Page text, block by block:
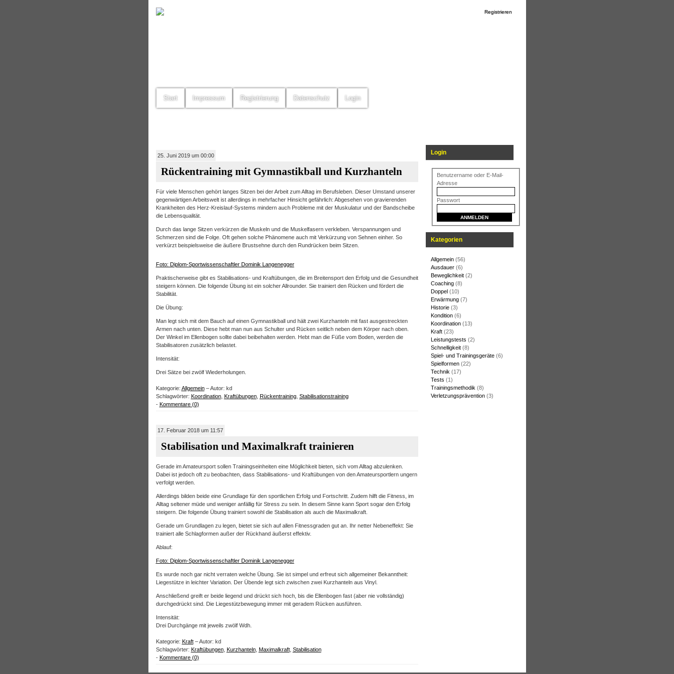
Registrieren
Start Impressum Registrierung Datenschutz Login
Login
Benutzername oder E-Mail-
Adresse
Passwort
Kategorien
Allgemein(56)
Ausdauer(6)
Beweglichkeit(2)
Coaching(8)
Doppel(10)
Erwärmung(7)
Historie(3)
Kondition(6)
Koordination(13)
Kraft(23)
Leistungstests (2)
Schnelligkeit(8)
Spiel- und Trainingsgeräte(6)
Spielformen(22)
Technik (17)
Tests (1)
Trainingsmethodik (8)
Verletzungsprävention(3)
25. Juni 2019 um 00:00
Rückentraining mit Gymnastikball und Kurzhanteln
Für viele Menschen gehört langes Sitzen bei der Arbeit zum Alltag im Berufsleben. Dieser Umstand unserer
gegenwärtigen Arbeitswelt ist allerdings in mehrfacher Hinsicht gefährlich: Abgesehen von gravierenden
Krankheiten des Herz-Kreislauf-Systems mindern auch Probleme mit der Muskulatur und der Bandscheibe
die Lebensqualität.
Durch das lange Sitzen verkürzen die Muskeln und die Muskelfasern verkleben. Verspannungen und
Schmerzen sind die Folge. Oft gehen solche Phänomene auch mit Verkürzung von Sehnen einher. So
verkürzt beispielsweise die äußere Brustsehne durch den Rundrücken beim Sitzen.
Foto: Diplom-Sportwissenschaftler Dominik Langenegger
Praktischerweise gibt es Stabilisations- und Kraftübungen, die im Breitensport den Erfolg und die Gesundheit
steigern können. Die folgende Übung ist ein solcher Allrounder. Sie trainiert den Rücken und fördert die
Stabilität.
Die Übung:
Man legt sich mit dem Bauch auf einen Gymnastikball und hält zwei Kurzhanteln mit fast ausgestreckten
Armen nach unten. Diese hebt man nun aus Schulter und Rücken seitlich neben dem Körper nach oben.
Der Winkel im Ellenbogen sollte dabei beibehalten werden. Hebt man die Füße vom Boden, werden die
Stabilisatoren zusätzlich belastet.
Intensität:
Drei Sätze bei zwölf Wiederholungen.
Kategorie: Allgemein– Autor: kd
Schlagwörter: Koordination, Kraftübungen, Rückentraining, Stabilisationstraining
- Kommentare (0)
17. Februar 2018 um 11:57
Stabilisation und Maximalkraft trainieren
Gerade im Amateursport sollen Trainingseinheiten eine Möglichkeit bieten, sich vom Alltag abzulenken.
Dabei ist jedoch oft zu beobachten, dass Stabilisations- und Kraftübungen von den Amateursportlern ungern
verfolgt werden.
Allerdings bilden beide eine Grundlage für den sportlichen Erfolg und Fortschritt. Zudem hilft die Fitness, im
Alltag seltener müde und weniger anfällig für Stress zu sein. In diesem Sinne kann Sport sogar den Erfolg
steigern. Die folgende Übung trainiert sowohl die Stabilisation als auch die Maximalkraft.
Gerade um Grundlagen zu legen, bietet sie sich auf allen Fitnessgraden gut an. Ihr netter Nebeneffekt: Sie
trainiert alle Schlagformen außer der Rückhand äußerst effektiv.
Ablauf:
Foto: Diplom-Sportwissenschaftler Dominik Langenegger
Es wurde noch gar nicht verraten welche Übung. Sie ist simpel und erfreut sich allgemeiner Bekanntheit:
Liegestütze in leichter Variation. Der Übende legt sich zwischen zwei Kurzhanteln aus Vinyl.
Anschließend greift er beide liegend und drückt sich hoch, bis die Ellenbogen fast (aber nie vollständig)
durchgedrückt sind. Die Liegestützbewegung immer mit geradem Rücken ausführen.
Intensität:
Drei Durchgänge mit jeweils zwölf Wdh.
Kategorie: Kraft– Autor: kd
Schlagwörter: Kraftübungen, Kurzhanteln, Maximalkraft, Stabilisation
- Kommentare (0)